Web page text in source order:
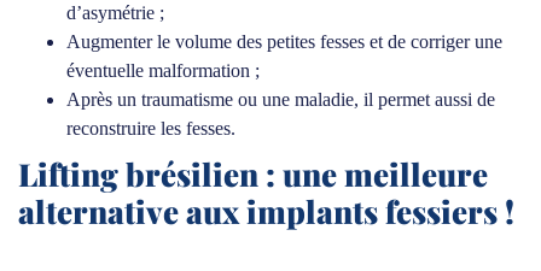
d’asymétrie ;
Augmenter le volume des petites fesses et de corriger une
éventuelle malformation ;
Après un traumatisme ou une maladie, il permet aussi de
reconstruire les fesses.
Lifting brésilien : une meilleure
alternative aux implants fessiers !